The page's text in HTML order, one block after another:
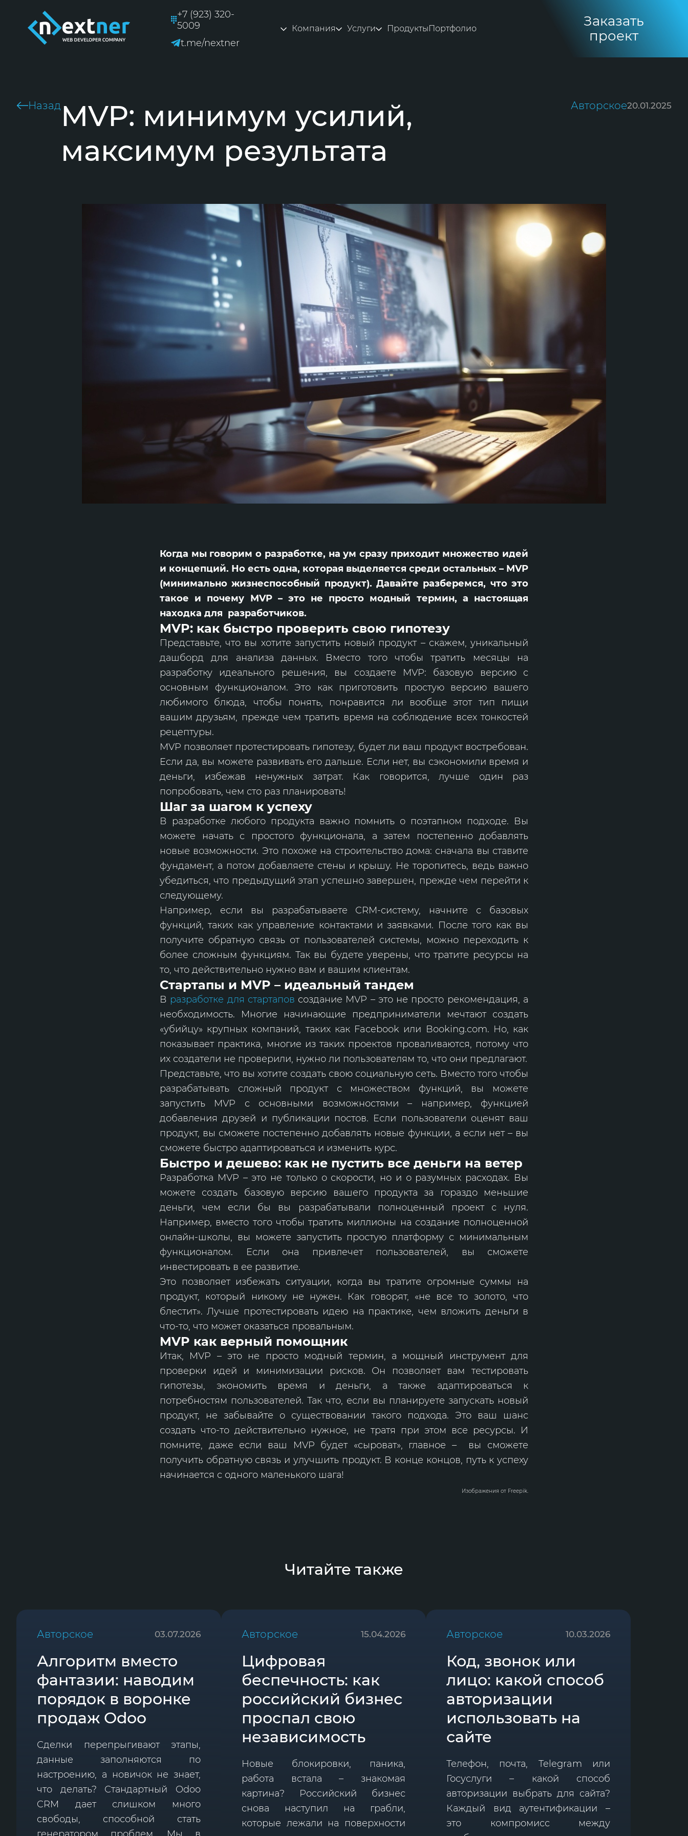
+7 (923) 320-
5009
t.me/nextner
Компания Услуги ПродуктыПортфолио
Заказать
проект
Назад MVP: минимум усилий,
максимум результата
Авторское20.01.2025
Когда мы говорим о разработке, на ум сразу приходит множество идей
и концепций. Но есть одна, которая выделяется среди остальных – MVP
(минимально жизнеспособный продукт). Давайте разберемся, что это
такое и почему MVP – это не просто модный термин, а настоящая
находка для разработчиков.
MVP: как быстро проверить свою гипотезу
Представьте, что вы хотите запустить новый продукт – скажем, уникальный
дашборд для анализа данных. Вместо того чтобы тратить месяцы на
разработку идеального решения, вы создаете MVP: базовую версию с
основным функционалом. Это как приготовить простую версию вашего
любимого блюда, чтобы понять, понравится ли вообще этот тип пищи
вашим друзьям, прежде чем тратить время на соблюдение всех тонкостей
рецептуры.
MVP позволяет протестировать гипотезу, будет ли ваш продукт востребован.
Если да, вы можете развивать его дальше. Если нет, вы сэкономили время и
деньги, избежав ненужных затрат. Как говорится, лучше один раз
попробовать, чем сто раз планировать!
Шаг за шагом к успеху
В разработке любого продукта важно помнить о поэтапном подходе. Вы
можете начать с простого функционала, а затем постепенно добавлять
новые возможности. Это похоже на строительство дома: сначала вы ставите
фундамент, а потом добавляете стены и крышу. Не торопитесь, ведь важно
убедиться, что предыдущий этап успешно завершен, прежде чем перейти к
следующему.
Например, если вы разрабатываете CRM-систему, начните с базовых
функций, таких как управление контактами и заявками. После того как вы
получите обратную связь от пользователей системы, можно переходить к
более сложным функциям. Так вы будете уверены, что тратите ресурсы на
то, что действительно нужно вам и вашим клиентам.
Стартапы и MVP – идеальный тандем
В разработке для стартапов создание MVP – это не просто рекомендация, а
необходимость. Многие начинающие предприниматели мечтают создать
«убийцу» крупных компаний, таких как Facebook или Booking.com. Но, как
показывает практика, многие из таких проектов проваливаются, потому что
их создатели не проверили, нужно ли пользователям то, что они предлагают.
Представьте, что вы хотите создать свою социальную сеть. Вместо того чтобы
разрабатывать сложный продукт с множеством функций, вы можете
запустить MVP с основными возможностями – например, функцией
добавления друзей и публикации постов. Если пользователи оценят ваш
продукт, вы сможете постепенно добавлять новые функции, а если нет – вы
сможете быстро адаптироваться и изменить курс.
Быстро и дешево: как не пустить все деньги на ветер
Разработка MVP – это не только о скорости, но и о разумных расходах. Вы
можете создать базовую версию вашего продукта за гораздо меньшие
деньги, чем если бы вы разрабатывали полноценный проект с нуля.
Например, вместо того чтобы тратить миллионы на создание полноценной
онлайн-школы, вы можете запустить простую платформу с минимальным
функционалом. Если она привлечет пользователей, вы сможете
инвестировать в ее развитие.
Это позволяет избежать ситуации, когда вы тратите огромные суммы на
продукт, который никому не нужен. Как говорят, «не все то золото, что
блестит». Лучше протестировать идею на практике, чем вложить деньги в
что-то, что может оказаться провальным.
MVP как верный помощник
Итак, MVP – это не просто модный термин, а мощный инструмент для
проверки идей и минимизации рисков. Он позволяет вам тестировать
гипотезы, экономить время и деньги, а также адаптироваться к
потребностям пользователей. Так что, если вы планируете запускать новый
продукт, не забывайте о существовании такого подхода. Это ваш шанс
создать что-то действительно нужное, не тратя при этом все ресурсы. И
помните, даже если ваш MVP будет «сыроват», главное – вы сможете
получить обратную связь и улучшить продукт. В конце концов, путь к успеху
начинается с одного маленького шага!
Изображения от Freepik.
Читайте также
Авторское 03.07.2026
Алгоритм вместо
фантазии: наводим
порядок в воронке
продаж Odoo
Сделки перепрыгивают этапы,
данные заполняются по
настроению, а новичок не знает,
что делать? Стандартный Odoo
CRM дает слишком много
свободы, способной стать
Авторское 15.04.2026
Цифровая
беспечность: как
российский бизнес
проспал свою
независимость
Новые блокировки, паника,
работа встала – знакомая
картина? Российский бизнес
снова наступил на грабли,
которые лежали на поверхности
Авторское 10.03.2026
Код, звонок или
лицо: какой способ
авторизации
использовать на
сайте
Телефон, почта, Telegram или
Госуслуги – какой способ
авторизации выбрать для сайта?
Каждый вид аутентификации –
это компромисс между